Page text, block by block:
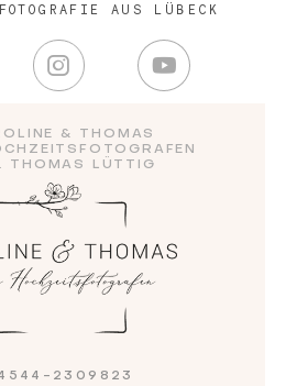
& THOMAS
THOMAS LÜTTIG
2309823
AUS LÜBECK
Impressum